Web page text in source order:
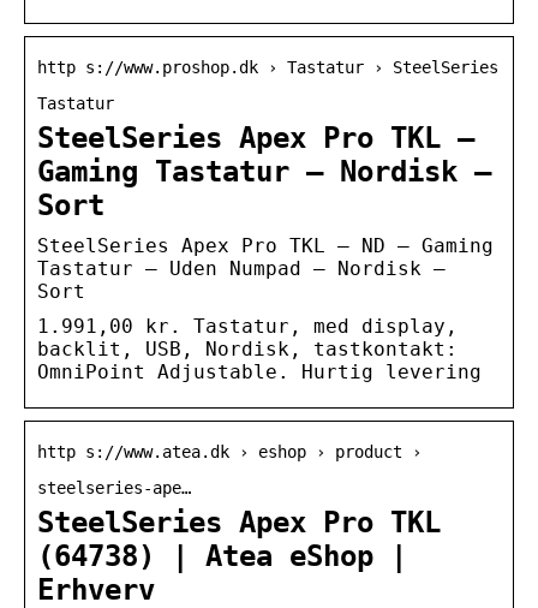
http s://www.proshop.dk › Tastatur › SteelSeries
Tastatur
SteelSeries Apex Pro TKL –
Gaming Tastatur – Nordisk –
Sort
SteelSeries Apex Pro TKL – ND – Gaming
Tastatur – Uden Numpad – Nordisk –
Sort
1.991,00 kr. Tastatur, med display,
backlit, USB, Nordisk, tastkontakt:
OmniPoint Adjustable. Hurtig levering
http s://www.atea.dk › eshop › product ›
steelseries-ape…
SteelSeries Apex Pro TKL
(64738) | Atea eShop |
Erhverv